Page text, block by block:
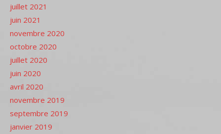
juillet 2021
juin 2021
novembre 2020
octobre 2020
juillet 2020
juin 2020
avril 2020
novembre 2019
septembre 2019
janvier 2019